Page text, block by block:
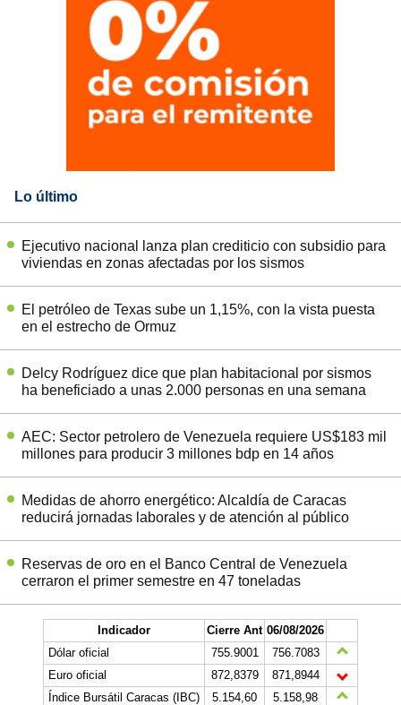
Lo último
Ejecutivo nacional lanza plan crediticio con subsidio para
viviendas en zonas afectadas por los sismos
El petróleo de Texas sube un 1,15%, con la vista puesta
en el estrecho de Ormuz
Delcy Rodríguez dice que plan habitacional por sismos
ha beneficiado a unas 2.000 personas en una semana
AEC: Sector petrolero de Venezuela requiere US$183 mil
millones para producir 3 millones bdp en 14 años
Medidas de ahorro energético: Alcaldía de Caracas
reducirá jornadas laborales y de atención al público
Reservas de oro en el Banco Central de Venezuela
cerraron el primer semestre en 47 toneladas
Indicador Cierre Ant 06/08/2026
Dólar oficial
755.9001
756.7083
Euro oficial
872,8379
871,8944
Índice Bursátil Caracas (IBC)
5.154,60
5.158,98